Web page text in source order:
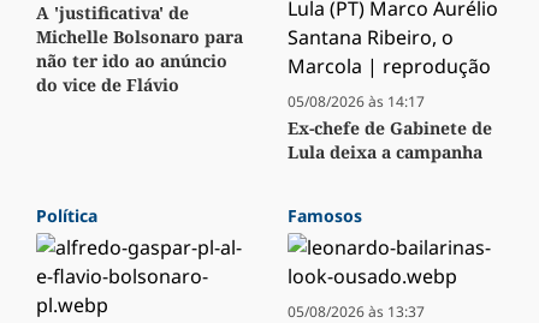
A 'justificativa' de
Michelle Bolsonaro para
não ter ido ao anúncio
do vice de Flávio
05/08/2026 às 14:17
Ex-chefe de Gabinete de
Lula deixa a campanha
Política Famosos
05/08/2026 às 13:37